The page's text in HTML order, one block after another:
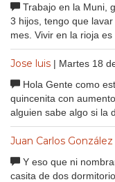
Trabajo en la Muni,
3 hijos, tengo que
mes. Vivir en la rioja
Jose luis | Martes 18
Hola Gente como
quincenita con
alguien sabe algo si la
Juan Carlos González
Y eso que ni
casita de dos